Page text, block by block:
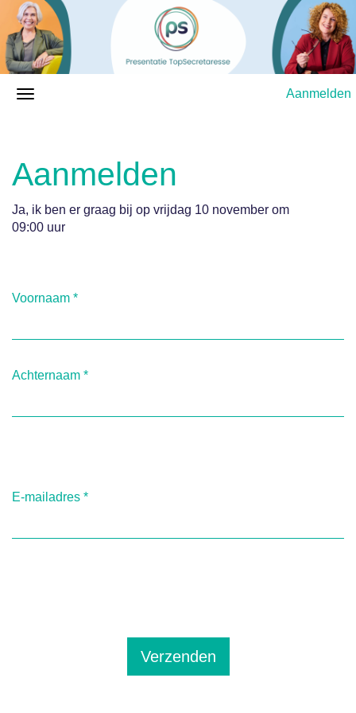
Aanmelden
Aanmelden
Ja, ik ben er graag bij op vrijdag 10 november om
09:00 uur
Voornaam *
Achternaam *
E-mailadres *
Verzenden